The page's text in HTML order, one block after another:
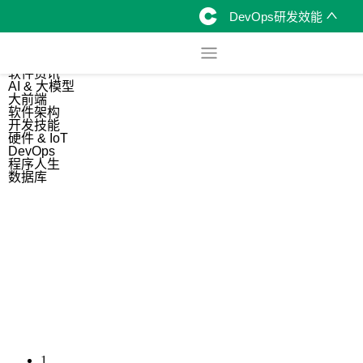
DevOps研发效能
软件资讯
AI & 大模型
大前端
软件架构
开发技能
硬件 & IoT
DevOps
程序人生
数据库
1